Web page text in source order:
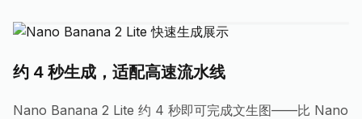
约 4 秒生成，适配高速流水线
Nano Banana 2 Lite 约 4 秒即可完成文生图——比 Nano